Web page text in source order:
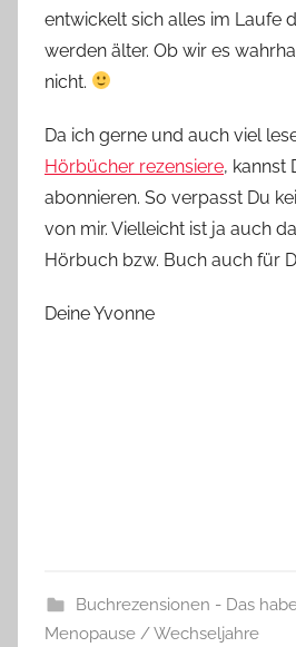
entwickelt sich alles im Laufe
werden älter. Ob wir es
nicht.
Da ich gerne und auch viel
Hörbücher rezensiere, kannst
abonnieren. So verpasst Du
von mir. Vielleicht ist ja auch
Hörbuch bzw. Buch auch für
Deine Yvonne
Buchrezensionen - Das
Menopause / Wechseljahre